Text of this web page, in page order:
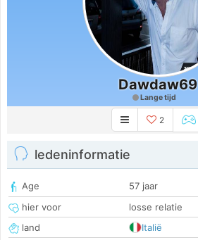
Dawdaw69
Lange tijd
2
ledeninformatie
Age
57 jaar
hier voor
losse relatie
land
Italië